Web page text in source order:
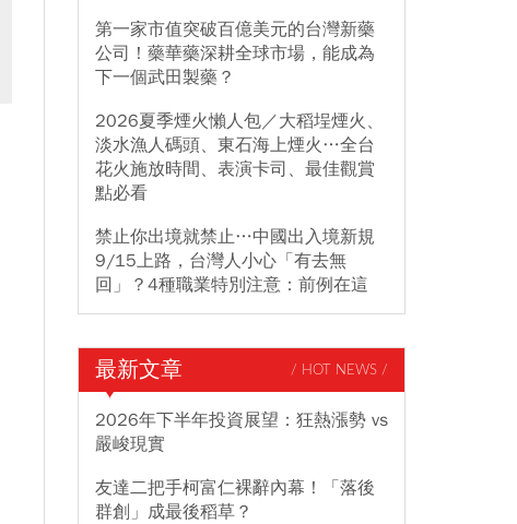
第一家市值突破百億美元的台灣新藥
公司！藥華藥深耕全球市場，能成為
下一個武田製藥？
2026夏季煙火懶人包／大稻埕煙火、
淡水漁人碼頭、東石海上煙火…全台
花火施放時間、表演卡司、最佳觀賞
點必看
禁止你出境就禁止…中國出入境新規
9/15上路，台灣人小心「有去無
回」？4種職業特別注意：前例在這
最新文章 / HOT NEWS /
2026年下半年投資展望：狂熱漲勢 vs
嚴峻現實
友達二把手柯富仁裸辭內幕！「落後
群創」成最後稻草？